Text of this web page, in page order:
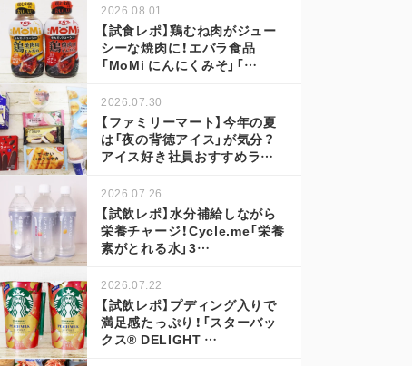
2026.08.01
【試食レポ】鶏むね肉がジュー
シーな焼肉に！エバラ食品
「MoMi にんにくみそ」「…
2026.07.30
【ファミリーマート】今年の夏
は「夜の背徳アイス」が気分？
アイス好き社員おすすめラ…
2026.07.26
【試飲レポ】水分補給しながら
栄養チャージ！Cycle.me「栄養
素がとれる水」3…
2026.07.22
【試飲レポ】プディング入りで
満足感たっぷり！「スターバッ
クス® DELIGHT …